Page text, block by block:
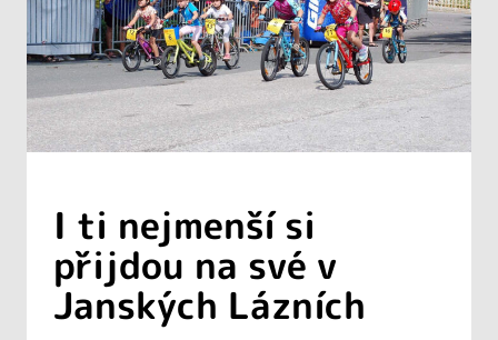
I ti nejmenší si
přijdou na své v
Janských Lázních